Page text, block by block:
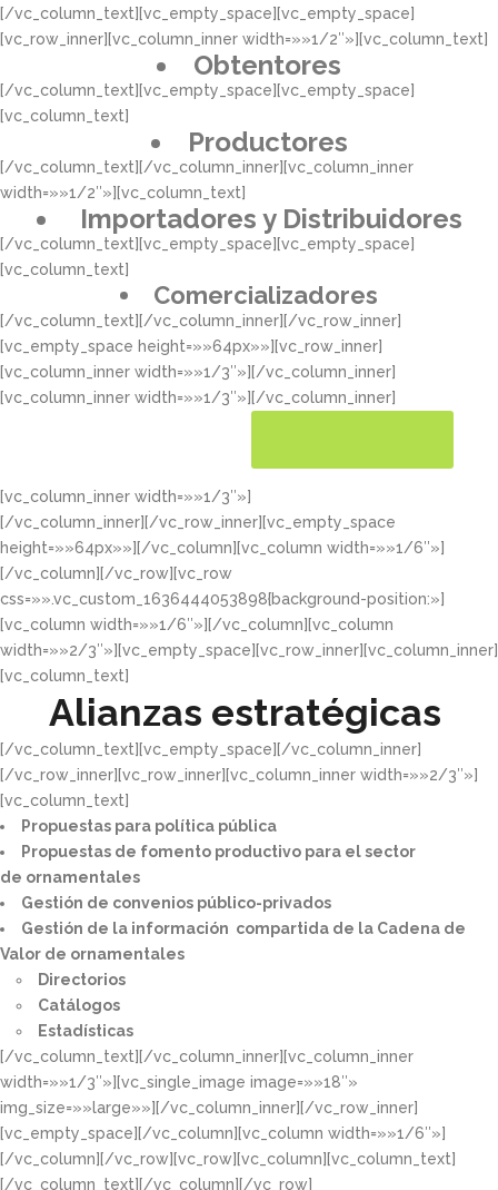
[/vc_column_text][vc_empty_space][vc_empty_space]
[vc_row_inner][vc_column_inner width=»»1/2″»][vc_column_text]
Obtentores
[/vc_column_text][vc_empty_space][vc_empty_space]
[vc_column_text]
Productores
[/vc_column_text][/vc_column_inner][vc_column_inner
width=»»1/2″»][vc_column_text]
Importadores y Distribuidores
[/vc_column_text][vc_empty_space][vc_empty_space]
[vc_column_text]
Comercializadores
[/vc_column_text][/vc_column_inner][/vc_row_inner]
[vc_empty_space height=»»64px»»][vc_row_inner]
[vc_column_inner width=»»1/3″»][/vc_column_inner]
[vc_column_inner width=»»1/3″»][/vc_column_inner]
[vc_column_inner width=»»1/3″»]
[/vc_column_inner][/vc_row_inner][vc_empty_space
height=»»64px»»][/vc_column][vc_column width=»»1/6″»]
[/vc_column][/vc_row][vc_row
css=»».vc_custom_1636444053898{background-position:»]
[vc_column width=»»1/6″»][/vc_column][vc_column
width=»»2/3″»][vc_empty_space][vc_row_inner][vc_column_inner]
[vc_column_text]
Alianzas estratégicas
[/vc_column_text][vc_empty_space][/vc_column_inner]
[/vc_row_inner][vc_row_inner][vc_column_inner width=»»2/3″»]
[vc_column_text]
Propuestas para política pública​
Propuestas de fomento productivo para el sector
de ornamentales​
Gestión de convenios público-privados​
Gestión de la información compartida de la Cadena de
Valor de ornamentales​
Directorios​
Catálogos​
Estadísticas
[/vc_column_text][/vc_column_inner][vc_column_inner
width=»»1/3″»][vc_single_image image=»»18″»
img_size=»»large»»][/vc_column_inner][/vc_row_inner]
[vc_empty_space][/vc_column][vc_column width=»»1/6″»]
[/vc_column][/vc_row][vc_row][vc_column][vc_column_text]
[/vc_column_text][/vc_column][/vc_row]